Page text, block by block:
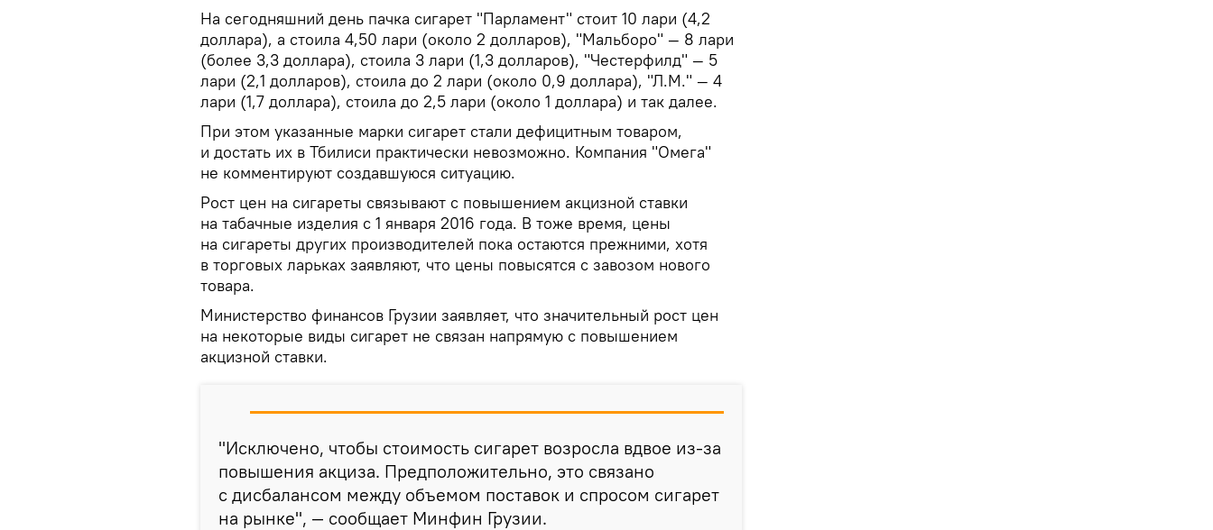
На сегодняшний день пачка сигарет "Парламент" стоит 10 лари (4,2
доллара), а стоила 4,50 лари (около 2 долларов), "Мальборо" — 8 лари
(более 3,3 доллара), стоила 3 лари (1,3 долларов), "Честерфилд" — 5
лари (2,1 долларов), стоила до 2 лари (около 0,9 доллара), "Л.М." — 4
лари (1,7 доллара), стоила до 2,5 лари (около 1 доллара) и так далее.
При этом указанные марки сигарет стали дефицитным товаром,
и достать их в Тбилиси практически невозможно. Компания "Омега"
не комментируют создавшуюся ситуацию.
Рост цен на сигареты связывают с повышением акцизной ставки
на табачные изделия с 1 января 2016 года. В тоже время, цены
на сигареты других производителей пока остаются прежними, хотя
в торговых ларьках заявляют, что цены повысятся с завозом нового
товара.
Министерство финансов Грузии заявляет, что значительный рост цен
на некоторые виды сигарет не связан напрямую с повышением
акцизной ставки.
"Исключено, чтобы стоимость сигарет возросла вдвое из-за
повышения акциза. Предположительно, это связано
с дисбалансом между объемом поставок и спросом сигарет
на рынке", — сообщает Минфин Грузии.